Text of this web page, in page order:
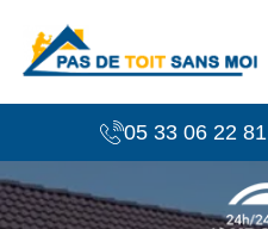
05 33 06 22 81